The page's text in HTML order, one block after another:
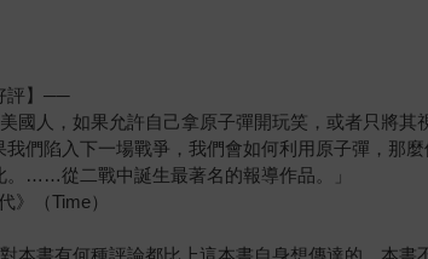
評】──
國人，如果允許自己拿原子彈開玩笑，或者只將
我們陷入下一場戰爭，我們會如何利用原子彈，那
。……從二戰中誕生最著名的報導作品。」
》（Time）
本書有何種評論都比上這本書自身想傳達的。本書